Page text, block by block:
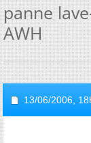
panne
AWH
13/06/2006,